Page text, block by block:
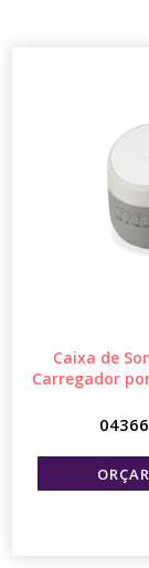
Caixa de
Carregador
04366